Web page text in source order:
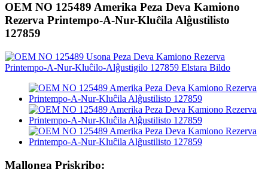
OEM NO 125489 Amerika Peza Deva Kamiono
Rezerva Printempo-A-Nur-Kluĉila Alĝustilisto
127859
Mallonga Priskribo: